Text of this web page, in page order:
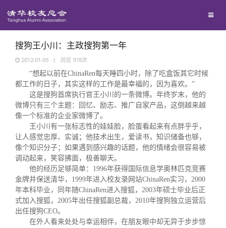
地区联络
年级联络
院系校友工作
专业委员会
兴趣群体
西南联大校友会
回馈母校
捐赠项目
捐赠新闻
捐赠纪事
捐赠方法
义工计划
媒体平台
《清华校友通讯》
《水木清华》
我要订阅
新媒体平台
百年清华
清华人物
清华故事
青春风采
校友服务
终身学习
信息化服务
校友总会
总会简介
关闭
搜狗王小川：主政搜狗第一年
2012-01-05 | 浏览 978次
“想起以前在ChinaRen每天睡四小时，除了吃盒饭其它时候
都工作的日子，其实这样的工作是最幸福的，因为喜欢。”
这是搜狗首席执行官王小川的一条微博。年终岁末，他的
微博只有三个主题：回忆、励志、推广自家产品，这倒越来越
像一个标准的企业家微博了。
王小川有一张标志性的娃娃脸，脸蛋看起来有点胖乎乎，
让人感觉忠厚、实诚；他技术出生，爱读书，知识储备也够，
像个知识分子；如果遇到感兴趣的话题，他的情绪会很容易被
调动起来，笑容拂面，极善聊天。
他的经历足够简单： 1996年获得国际信息学奥林匹克竞赛
金牌并保送清华， 1999年进入校友录网站ChinaRen实习， 2000
年本科毕业，同年随ChinaRen进入搜狐， 2003年硕士毕业后正
式加入搜狐， 2005年出任搜狐副总裁， 2010年搜狗独立运营后
出任搜狗CEO。
在外人看来处处与幸运相伴，在朋友眼中却无异于步步惊